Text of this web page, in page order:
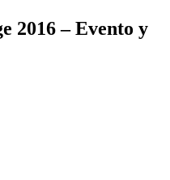
2016 – Evento y